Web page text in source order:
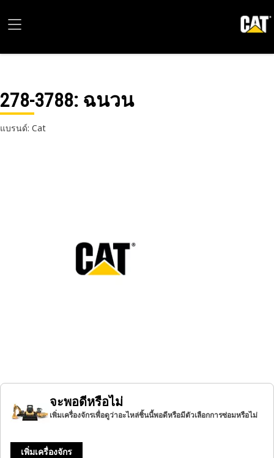
278-3788: ฉนวน
แบรนด์: Cat
จะพอดีหรือไม่
เพิ่มเครื่องจักรเพื่อดูว่าอะไหล่ชิ้นนี้พอดีหรือมีตัวเลือกการซ่อมหรือไม่
เพิ่มเครื่องจักร